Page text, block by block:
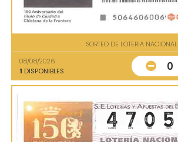
SORTEO DE LOTERIA NACIONAL
08/08/2026
1 DISPONIBLES 0